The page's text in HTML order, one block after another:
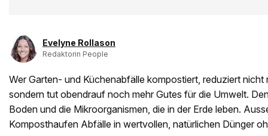
Evelyne Rollason
Redaktorin People
Wer Garten- und Küchenabfälle kompostiert, reduziert nicht
sondern tut obendrauf noch mehr Gutes für die Umwelt.
Boden und die Mikroorganismen, die in der Erde leben.
Komposthaufen Abfälle in wertvollen, natürlichen Dünger